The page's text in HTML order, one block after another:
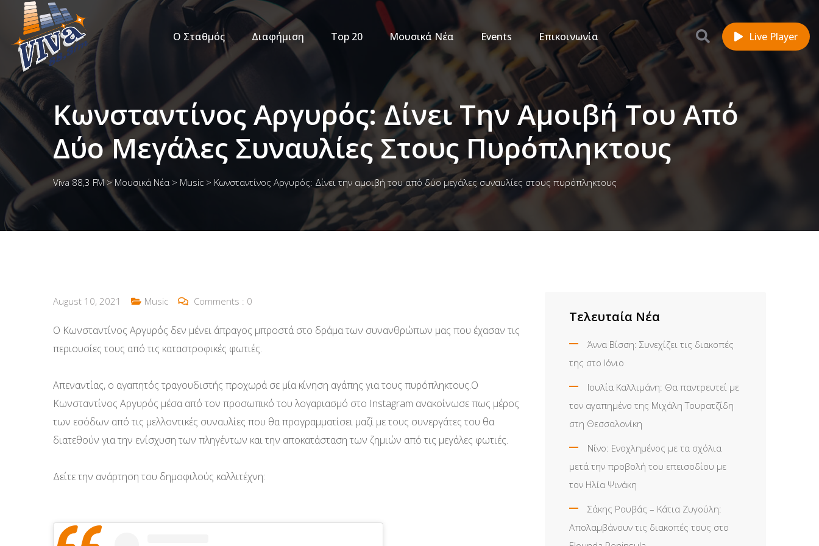
Ο Σταθμός Διαφήμιση Top 20 Μουσικά Νέα Events Επικοινωνία Live Player
Κωνσταντίνος Αργυρός: Δίνει Την Αμοιβή Του Από
Δύο Μεγάλες Συναυλίες Στους Πυρόπληκτους
Viva 88,3 FM> Μουσικά Νέα > Music > Κωνσταντίνος Αργυρός: Δίνει την αμοιβή του από δύο μεγάλες συναυλίες στους πυρόπληκτους
August 10, 2021 Music Comments : 0
Ο Κωνσταντίνος Αργυρός δεν μένει άπραγος μπροστά στο δράμα των συνανθρώπων μας που έχασαν τις
περιουσίες τους από τις καταστροφικές φωτιές.
Απεναντίας, ο αγαπητός τραγουδιστής προχωρά σε μία κίνηση αγάπης για τους πυρόπληκτους.Ο
Κωνσταντίνος Αργυρός μέσα από τον προσωπικό του λογαριασμό στο Instagram ανακοίνωσε πως μέρος
των εσόδων από τις μελλοντικές συναυλίες που θα προγραμματίσει μαζί με τους συνεργάτες του θα
διατεθούν για την ενίσχυση των πληγέντων και την αποκατάσταση των ζημιών από τις μεγάλες φωτιές.
Δείτε την ανάρτηση του δημοφιλούς καλλιτέχνη:
Τελευταία Νέα
Άννα Βίσση: Συνεχίζει τις διακοπές
της στο Ιόνιο
Ιουλία Καλλιμάνη: Θα παντρευτεί με
τον αγαπημένο της Μιχάλη Τουρατζίδη
στη Θεσσαλονίκη
Νίνο: Ενοχλημένος με τα σχόλια
μετά την προβολή του επεισοδίου με
τον Ηλία Ψινάκη
Σάκης Ρουβάς – Κάτια Ζυγούλη:
Απολαμβάνουν τις διακοπές τους στο